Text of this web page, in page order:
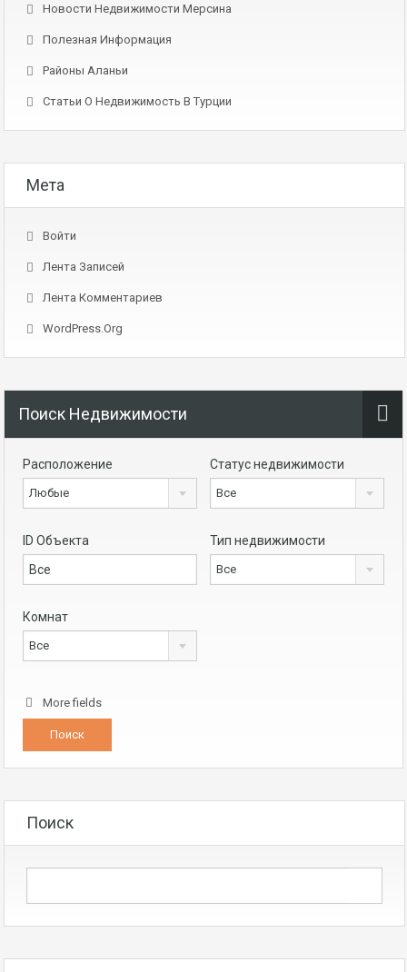
Новости Недвижимости Мерсина
Полезная Информация
Районы Аланьи
Статьи О Недвижимость В Турции
Мета
Войти
Лента Записей
Лента Комментариев
WordPress.org
Поиск Недвижимости
Расположение
Любые
Статус недвижимости
Все
ID Объекта Тип недвижимости
Все
Комнат
Все
More fields
Поиск